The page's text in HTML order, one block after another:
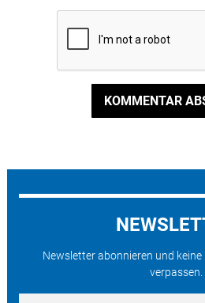
KOMMENTAR
Newsletter abonnieren und
verpassen.